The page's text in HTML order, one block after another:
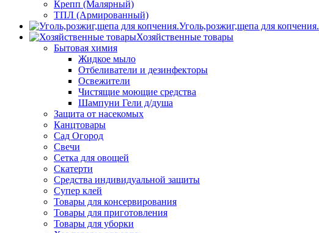
Крепп (Малярный)
ТПЛ (Армированный)
Уголь,розжиг,щепа для копчения.
Хозяйственные товары
Бытовая химия
Жидкое мыло
Отбеливатели и дезинфекторы
Освежители
Чистящие моющие средства
Шампуни Гели д/душа
Защита от насекомых
Канцтовары
Сад Огород
Свечи
Сетка для овощей
Скатерти
Средства индивидуальной защиты
Супер клей
Товары для консервирования
Товары для приготовления
Товары для уборки